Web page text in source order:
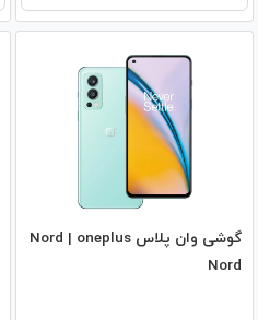
گوشی وان پلاس Nord | oneplus
Nord